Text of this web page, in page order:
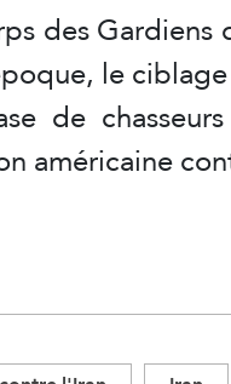
des
le
de
américaine